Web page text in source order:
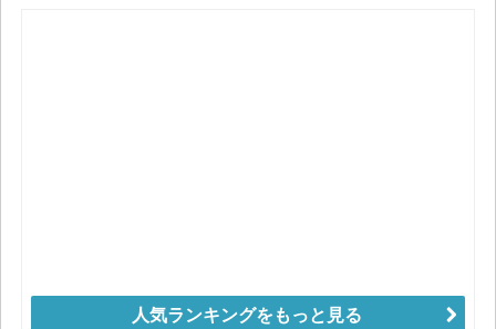
人気ランキングをもっと見る